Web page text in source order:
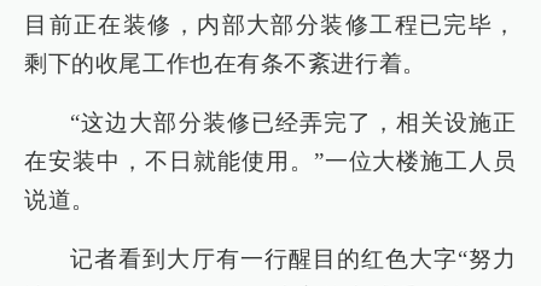
目前正在装修，内部大部分装修工程已完毕，
剩下的收尾工作也在有条不紊进行着。
“这边大部分装修已经弄完了，相关设施正
在安装中，不日就能使用。”一位大楼施工人员
说道。
记者看到大厅有一行醒目的红色大字“努力